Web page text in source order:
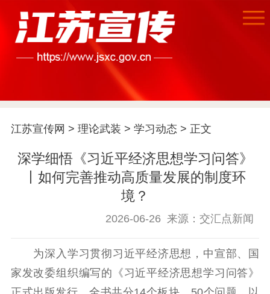
首页
公示公告
江苏宣传网 > 理论武装 > 学习动态 > 正文
深学细悟《习近平经济思想学习问答》
丨如何完善推动高质量发展的制度环
境？
2026-06-26 来源：交汇点新闻
为深入学习贯彻习近平经济思想，中宣部、国
家发改委组织编写的《习近平经济思想学习问答》